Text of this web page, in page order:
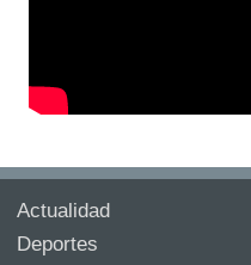
Actualidad
Deportes